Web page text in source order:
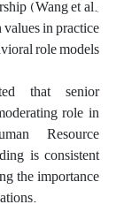
(Wang et al.,
in practice
role models
that senior
role in
Resource
is consistent
the importance